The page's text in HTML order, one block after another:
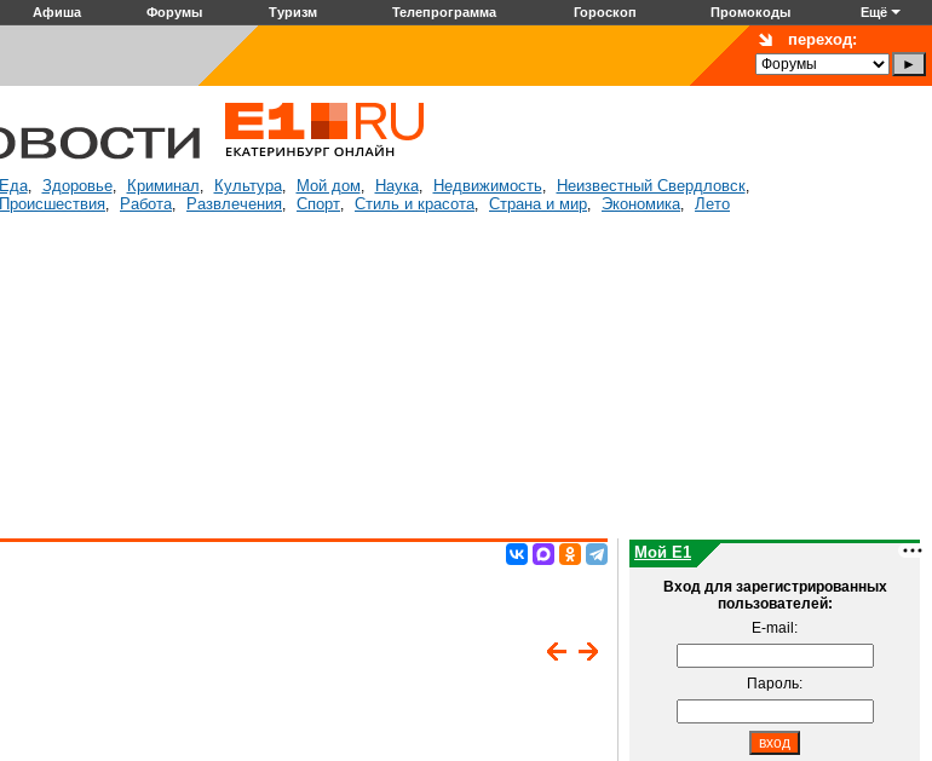
Афиша Форумы Туризм Телепрограмма Гороскоп Промокоды Ещё
переход:
Еда, Здоровье, Криминал, Культура, Мой дом, Наука, Недвижимость, Неизвестный Свердловск,
Происшествия, Работа, Развлечения, Спорт, Стиль и красота, Страна и мир, Экономика, Лето
Мой E1
Вход для зарегистрированных
пользователей:
E-mail:
Пароль: